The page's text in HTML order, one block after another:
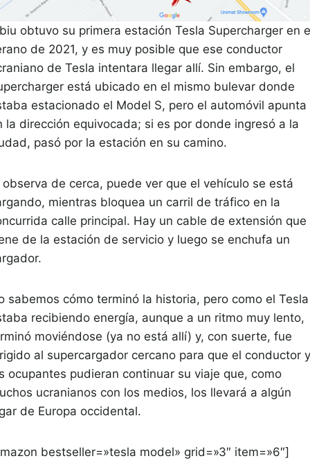
obtuvo su primera estación Tesla Supercharger en
de 2021, y es muy posible que ese conductor
de Tesla intentara llegar allí. Sin embargo, el
está ubicado en el mismo bulevar donde
estacionado el Model S, pero el automóvil apunta
la dirección equivocada; si es por donde ingresó a la
pasó por la estación en su camino.
observa de cerca, puede ver que el vehículo se está
mientras bloquea un carril de tráfico en la
calle principal. Hay un cable de extensión que
de la estación de servicio y luego se enchufa un
sabemos cómo terminó la historia, pero como el Tesla
recibiendo energía, aunque a un ritmo muy lento,
moviéndose (ya no está allí) y, con suerte, fue
al supercargador cercano para que el conductor y
ocupantes pudieran continuar su viaje que, como
ucranianos con los medios, los llevará a algún
de Europa occidental.
bestseller=»tesla model» grid=»3″ item=»6″]